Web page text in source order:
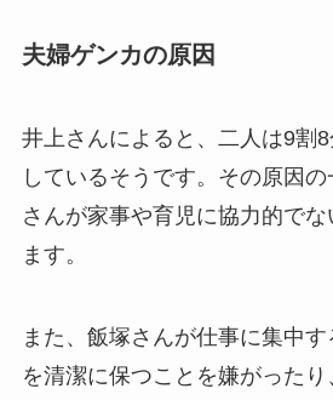
夫婦ゲンカの原因
井上さんによると、二人は9割
しているそうです。その原因
さんが家事や育児に協力的で
ます。
また、飯塚さんが仕事に集中
を清潔に保つことを嫌がった